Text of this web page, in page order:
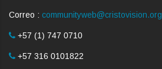
Correo : communityweb@cristovision.org
+57 (1) 747 0710
+57 316 0101822